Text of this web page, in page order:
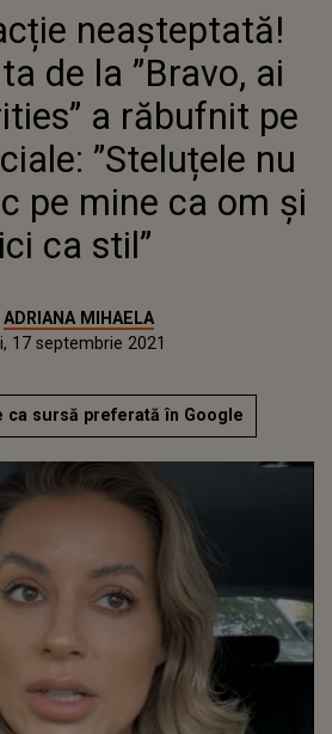
CONCURENTA DE LA ”BRAVO, AI
STIL! CELEBRITIES” A
RĂBUFNIT PE REȚELELE
SOCIALE: ”STELUȚELE NU MĂ
DEFINESC PE MINE CA OM ȘI
NICI CA STIL”
neașteptată!
de la ”Bravo, ai
a răbufnit pe
”Steluțele nu
pe mine ca om și
ca stil”
ADRIANA MIHAELA
17 septembrie 2021
ca sursă preferată în Google